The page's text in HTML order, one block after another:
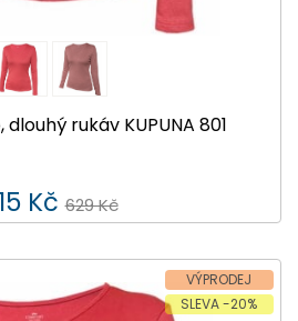
rukáv KUPUNA 801
Kč 629 Kč
VÝPRODEJ
SLEVA -20%